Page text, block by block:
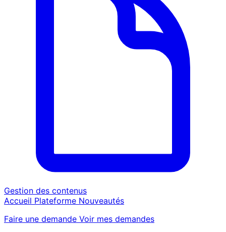
Gestion des contenus
Accueil Plateforme Nouveautés
Faire une demande Voir mes demandes